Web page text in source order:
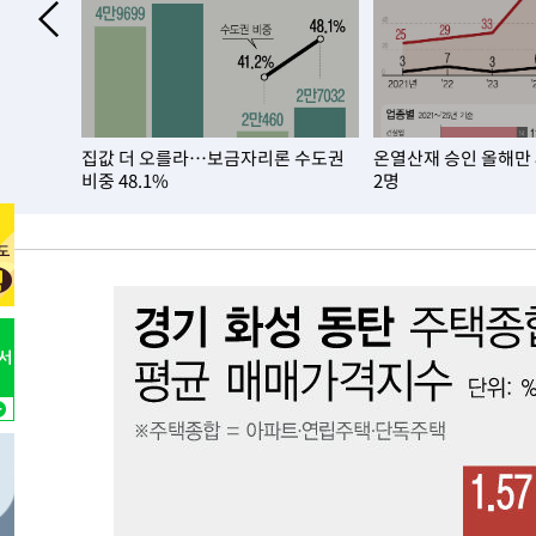
집값 더 오를라…보금자리론 수도권
비중 48.1%
온열산재 승인 올해
2명